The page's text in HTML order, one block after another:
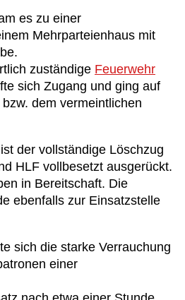
es zu einer
Mehrparteienhaus mit
zuständige Feuerwehr
sich Zugang und ging auf
dem vermeintlichen
der vollständige Löschzug
HLF vollbesetzt ausgerückt.
in Bereitschaft. Die
ebenfalls zur Einsatzstelle
sich die starke Verrauchung
einer